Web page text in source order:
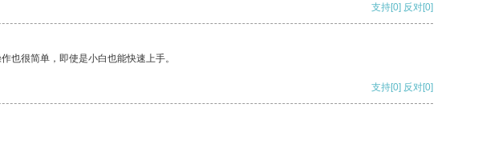
支持[0] 反对[0]
也很简单，即使是小白也能快速上手。
支持[0] 反对[0]